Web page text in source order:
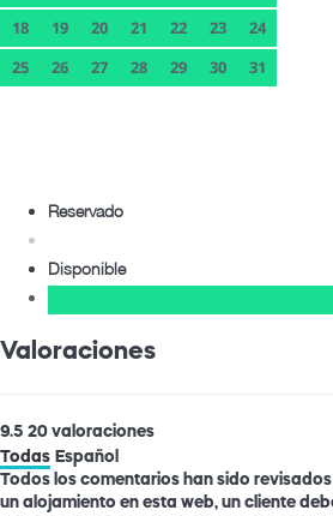
18
19 20 21 22 23
24
25
26 27 28 29 30 31
Reservado
Disponible
Valoraciones
9.5 20 valoraciones
Todas Español
Todos los comentarios han sido
un alojamiento en esta web, un cliente